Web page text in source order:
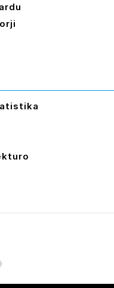
2016,2015,2014,2013,